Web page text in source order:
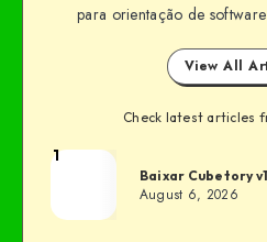
para orientação de
View All
Check latest articles
1
Baixar Cubetory
August 6, 2026